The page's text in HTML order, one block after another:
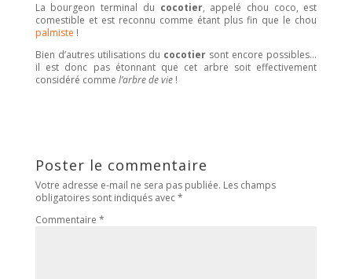
La bourgeon terminal du cocotier, appelé chou coco, est
comestible et est reconnu comme étant plus fin que le chou
palmiste !
Bien d’autres utilisations du cocotier sont encore possibles…
il est donc pas étonnant que cet arbre soit effectivement
considéré comme l’arbre de vie!
Poster le commentaire
Votre adresse e-mail ne sera pas publiée. Les champs
obligatoires sont indiqués avec*
Commentaire *